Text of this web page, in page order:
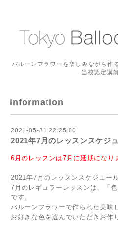
バルーンフラワーを楽しみながら作
当校認定講
information
2021-05-31 22:25:00
2021年7月のレッスンスケジ
6月のレッスンは7月に延期になり
2021年7月のレッスンスケジュー
7月のレギュラーレッスンは、「
です。
バルーンフラワーで作られた美味
お好きな色を選んでいただきお作